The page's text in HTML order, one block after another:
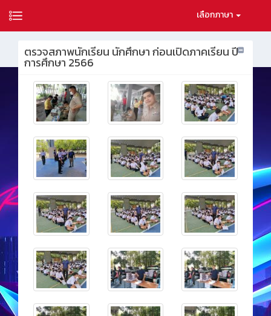
เลือกภาษา
ตรวจสภาพนักเรียน นักศึกษา ก่อนเปิดภาคเรียน ปี
การศึกษา 2566